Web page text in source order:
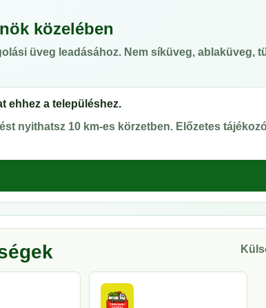
közelében
üveg leadásához. Nem síküveg, ablaküveg,
ehhez a településhez.
nyithatsz 10 km-es körzetben. Előzetes